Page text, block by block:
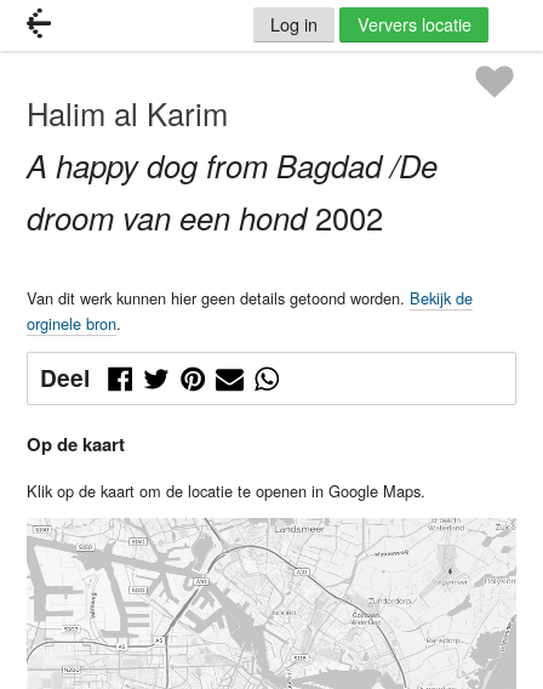
Log in Ververs locatie
Halim al Karim
A happy dog from Bagdad /De
droom van een hond 2002
Van dit werk kunnen hier geen details getoond worden. Bekijk de
orginele bron.
Deel
Op de kaart
Klik op de kaart om de locatie te openen in Google Maps.